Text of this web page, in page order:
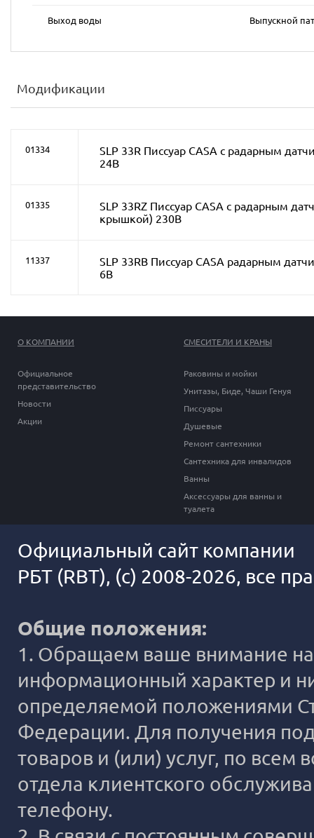
Выход воды Выпускной
Модификации
01334
SLP 33R Писсуар CASA с радарным
24B
01335
SLP 33RZ Писсуар CASA с радарным
крышкой) 230B
11337
SLP 33RB Писсуар CASA радарным
6В
О КОМПАНИИ
Официальное
представительство
Новости
Акции
СМЕСИТЕЛИ И КРАНЫ
Раковины и мойки
Унитазы, Биде, Чаши Генуя
Писсуары
Душевые
Ремонт сантехники
Сантехника для инвалидов
Ванны
Аксессуары для ванны и
туалета
Официальный сайт компании
РБТ (RBT), (c) 2008-2026, все
Общие положения:
1. Обращаем ваше внимание на
информационный характер и
определяемой положениями
Федерации. Для получения
товаров и (или) услуг, по
отдела клиентского
телефону.